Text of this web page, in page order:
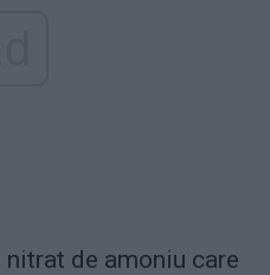
de amoniu care